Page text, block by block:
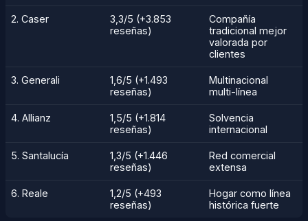
2. Caser
3,3/5 (+3.853
reseñas)
Compañía
tradicional mejor
valorada por
clientes
3. Generali
1,6/5 (+1.493
reseñas)
Multinacional
multi-línea
4. Allianz
1,5/5 (+1.814
reseñas)
Solvencia
internacional
5. Santalucía
1,3/5 (+1.446
reseñas)
Red comercial
extensa
6. Reale
1,2/5 (+493
reseñas)
Hogar como línea
histórica fuerte